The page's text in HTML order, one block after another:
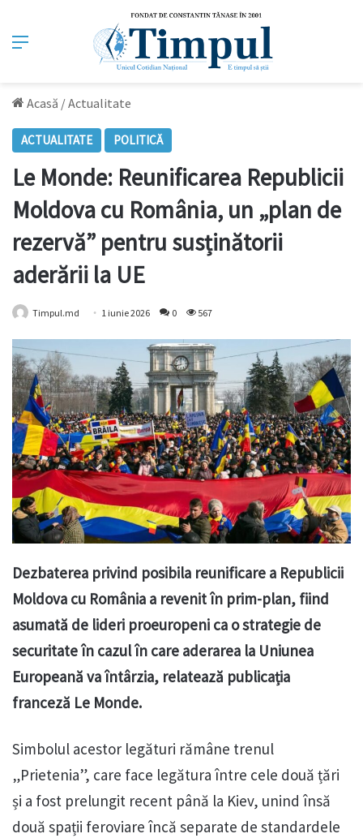
Meniu
Acasă /Actualitate
ACTUALITATE POLITICĂ
Le Monde: Reunificarea Republicii
Moldova cu România, un „plan de
rezervă” pentru susținătorii
aderării la UE
Timpul.md 1 iunie 2026 0 567
Dezbaterea privind posibila reunificare a Republicii
Moldova cu România a revenit în prim-plan, fiind
asumată de lideri proeuropeni ca o strategie de
securitate în cazul în care aderarea la Uniunea
Europeană va întârzia, relatează publicația
franceză Le Monde.
Simbolul acestor legături rămâne trenul
„Prietenia”, care face legătura între cele două țări
și a fost prelungit recent până la Kiev, unind însă
două spații feroviare încă separate de standardele